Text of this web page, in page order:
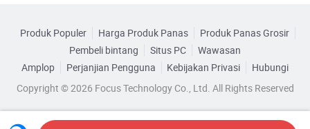
Fitur
Air tidak larut
Kekerasan
Soft
Jenis Pemrosesan
Pengecoran
Transparansi
Transparan
Film Peregang Pe Plastik Film Peregang Palet
Film Pembungkus Regangan
Produk Populer Harga Produk Panas
Produk Panas Grosir
Pembeli bintang
Situs PC
Wawasan
Amplop
Perjanjian Pengguna Kebijakan Privasi
Hubungi
Copyright © 2026 Focus Technology Co., Ltd. All Rights Reserved